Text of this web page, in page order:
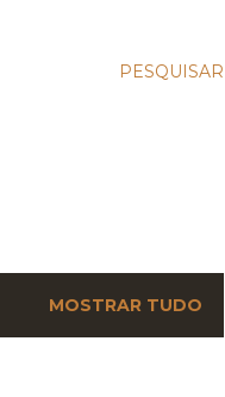
PESQUISAR
MOSTRAR TUDO